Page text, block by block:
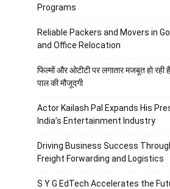
Programs
Reliable Packers and Movers in
and Office Relocation
फिल्मों और ओटीटी पर लगातार मजबूत हो
पाल की मौजूदगी
Actor Kailash Pal Expands His
India’s Entertainment Industry
Driving Business Success
Freight Forwarding and Logistics
S Y G EdTech Accelerates the